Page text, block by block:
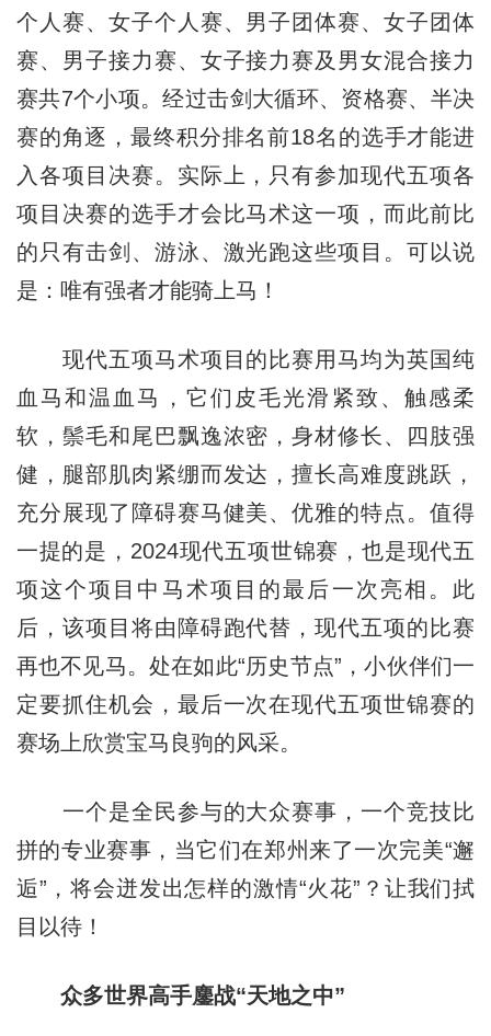
个人赛、女子个人赛、男子团体赛、女子团体
赛、男子接力赛、女子接力赛及男女混合接力
赛共7个小项。经过击剑大循环、资格赛、半决
赛的角逐，最终积分排名前18名的选手才能进
入各项目决赛。实际上，只有参加现代五项各
项目决赛的选手才会比马术这一项，而此前比
的只有击剑、游泳、激光跑这些项目。可以说
是：唯有强者才能骑上马！
现代五项马术项目的比赛用马均为英国纯
血马和温血马，它们皮毛光滑紧致、触感柔
软，鬃毛和尾巴飘逸浓密，身材修长、四肢强
健，腿部肌肉紧绷而发达，擅长高难度跳跃，
充分展现了障碍赛马健美、优雅的特点。值得
一提的是，2024现代五项世锦赛，也是现代五
项这个项目中马术项目的最后一次亮相。此
后，该项目将由障碍跑代替，现代五项的比赛
再也不见马。处在如此“历史节点”，小伙伴们一
定要抓住机会，最后一次在现代五项世锦赛的
赛场上欣赏宝马良驹的风采。
一个是全民参与的大众赛事，一个竞技比
拼的专业赛事，当它们在郑州来了一次完美“邂
逅”，将会迸发出怎样的激情“火花”？让我们拭
目以待！
众多世界高手鏖战“天地之中”